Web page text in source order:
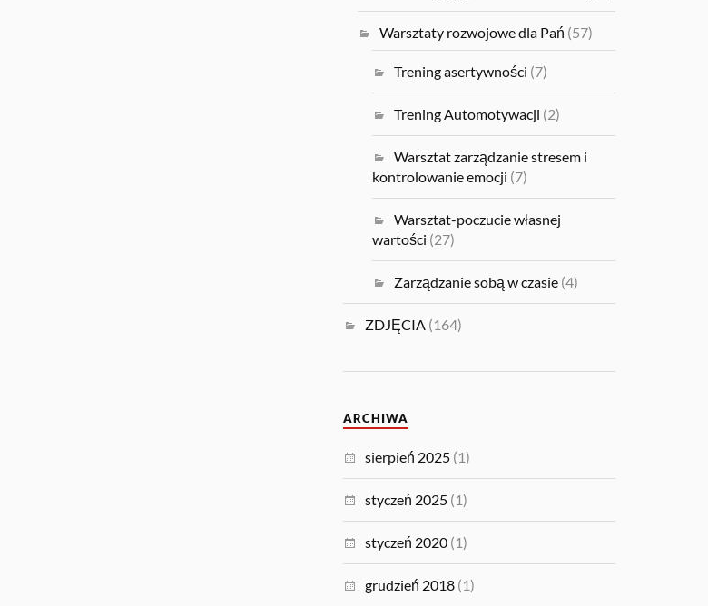
Warsztaty rozwojowe dla Pań (57)
Trening asertywności (7)
Trening Automotywacji (2)
Warsztat zarządzanie stresem i
kontrolowanie emocji (7)
Warsztat-poczucie własnej
wartości (27)
Zarządzanie sobą w czasie (4)
ZDJĘCIA (164)
ARCHIWA
sierpień 2025 (1)
styczeń 2025 (1)
styczeń 2020 (1)
grudzień 2018 (1)